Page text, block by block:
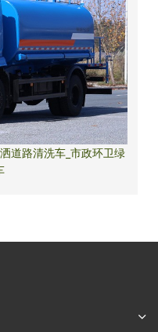
道路清洗车_市政环卫绿